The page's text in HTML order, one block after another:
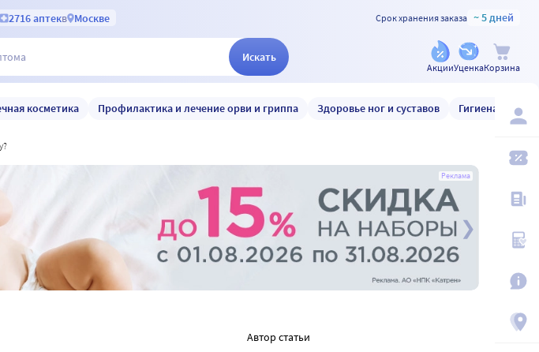
2716 аптекв Москве Срок хранения заказа ~ 5 дней
Искать
АкцииУценкаКорзина
косметика Профилактика и лечение орви и гриппа Здоровье ног и суставов Гигиена и уход
Реклама
Автор статьи